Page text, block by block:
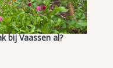
bij Vaassen al?